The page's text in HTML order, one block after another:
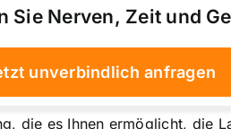
Sie Nerven, Zeit und
unverbindlich anfragen
die es Ihnen ermöglicht, die